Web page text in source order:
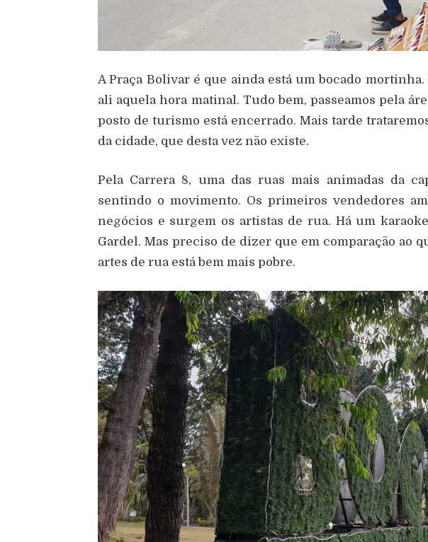
A Praça Bolivar é que ainda está um bocado mortinha.
ali aquela hora matinal. Tudo bem, passeamos pela
posto de turismo está encerrado. Mais tarde
da cidade, que desta vez não existe.
Pela Carrera 8, uma das ruas mais animadas da
sentindo o movimento. Os primeiros vendedores
negócios e surgem os artistas de rua. Há um
Gardel. Mas preciso de dizer que em comparação ao
artes de rua está bem mais pobre.